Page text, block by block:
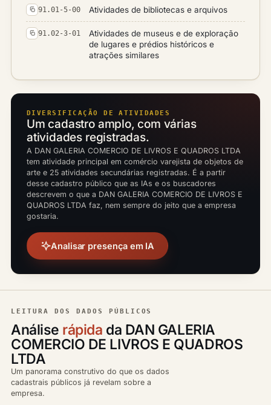
91.01-5-00 Atividades de bibliotecas e arquivos
91.02-3-01
Atividades de museus e de exploração
de lugares e prédios históricos e
atrações similares
DIVERSIFICAÇÃO DE ATIVIDADES
Um cadastro amplo, com várias
atividades registradas.
A DAN GALERIA COMERCIO DE LIVROS E QUADROS LTDA
tem atividade principal em comércio varejista de objetos de
arte e 25 atividades secundárias registradas. É a partir
desse cadastro público que as IAs e os buscadores
descrevem o que a DAN GALERIA COMERCIO DE LIVROS E
QUADROS LTDA faz, nem sempre do jeito que a empresa
gostaria.
Analisar presença em IA
LEITURA DOS DADOS PÚBLICOS
Análise rápida da DAN GALERIA
COMERCIO DE LIVROS E QUADROS
LTDA
Um panorama construtivo do que os dados
cadastrais públicos já revelam sobre a
empresa.